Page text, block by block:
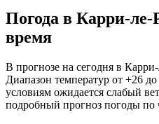
Погода в Карри-
время
В прогнозе на сегодня в
Диапазон температур от +26
условиям ожидается слабый
подробный прогноз погоды по